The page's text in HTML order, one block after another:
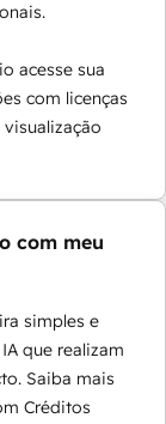
acesse sua
com licenças
com meu
simples e
que realizam
Saiba mais
Créditos